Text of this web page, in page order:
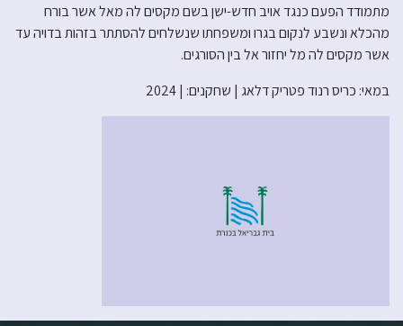
מתמודד הפעם כנגד אויב חדש-ישן בשם מקסים לה מאל אשר בורח
מהכלא ונשבע לנקום בגרו ומשפחתו שנשלחים להסתתר בזהות בדויה עד
אשר מקסים לה מל יחזור אל בין הסורגים.
במאי: כריס רנוד פטריק דלאג | שחקנים: | 2024